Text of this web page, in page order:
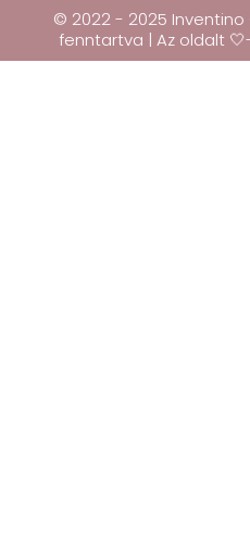
© 2022 - 2025
fenntartva | Az oldalt